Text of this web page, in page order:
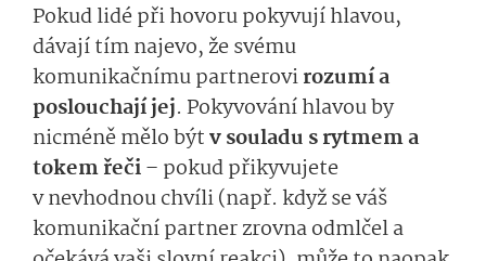
Pokud lidé při hovoru pokyvují hlavou,
dávají tím najevo, že svému
komunikačnímu partnerovirozumí a
poslouchají jej. Pokyvování hlavou by
nicméně mělo býtv souladu s rytmem a
tokem řeči– pokud přikyvujete
v nevhodnou chvíli (např. když se váš
komunikační partner zrovna odmlčel a